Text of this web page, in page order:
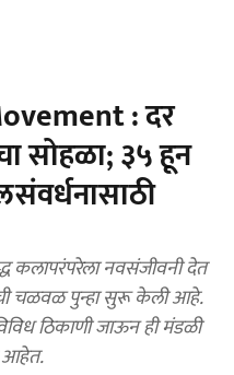
: दर
सोहळा; ३५ हून
कलापरंपरेला नवसंजीवनी देत
चळवळ पुन्हा सुरू केली आहे.
ठिकाणी जाऊन ही मंडळी
आहेत.